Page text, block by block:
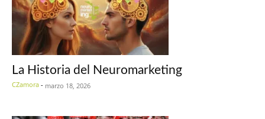
La Historia del Neuromarketing
CZamora - marzo 18, 2026